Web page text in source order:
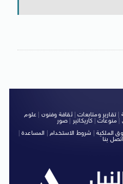
|تقارير ومتابعات|ثقافة وفنون
علوم
منوعات كاريكاتير صور
الملكية شروط الاستخدام| المساعدة|
اتصل بنا